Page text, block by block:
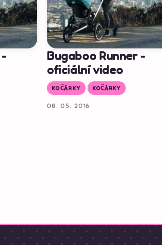
Bugaboo Runner -
oficiální video
KOČÁRKY KOČÁRKY
08. 05. 2016